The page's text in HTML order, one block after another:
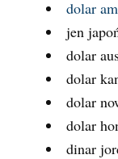
dolar
jen
dolar
dolar
dolar
dolar
dinar